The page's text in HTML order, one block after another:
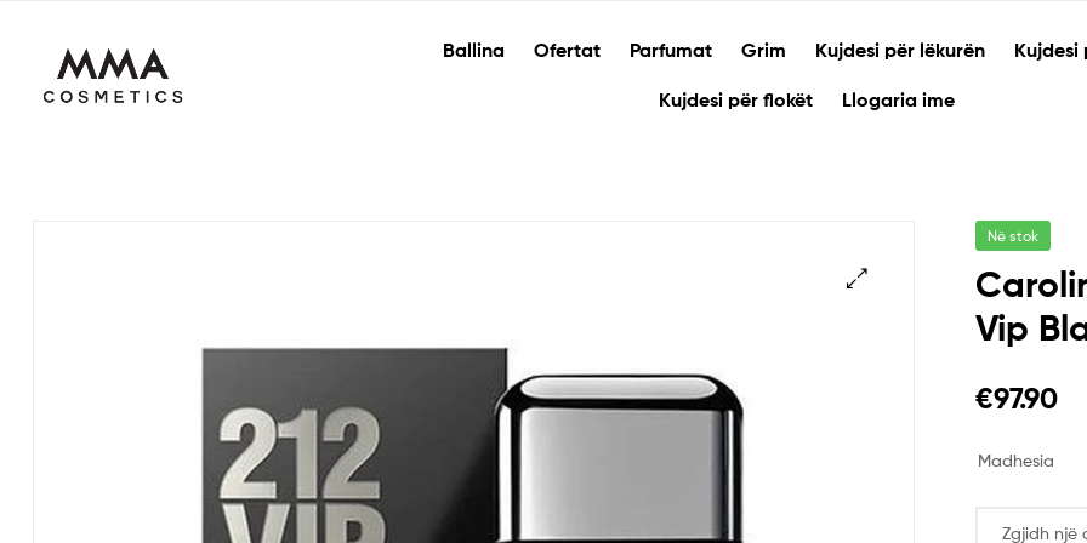
Ballina Ofertat Parfumat Grim Kujdesi për lëkurën Kujdesi
Kujdesi për flokët Llogaria ime
Në stok
Vip
€97.90
Madhesia